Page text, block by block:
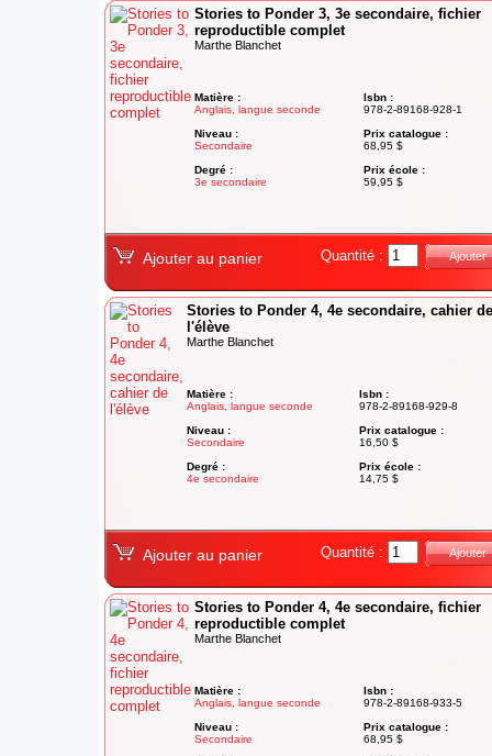
Stories to Ponder 3, 3e secondaire, fichier
reproductible complet
Marthe Blanchet
Matière :
Anglais, langue seconde
Niveau :
Secondaire
Degré :
3e secondaire
Isbn :
978-2-89168-928-1
Prix catalogue :
68,95 $
Prix école :
59,95 $
Ajouter au panier Quantité : Ajouter
Stories to Ponder 4, 4e secondaire, cahier de
l'élève
Marthe Blanchet
Matière :
Anglais, langue seconde
Niveau :
Secondaire
Degré :
4e secondaire
Isbn :
978-2-89168-929-8
Prix catalogue :
16,50 $
Prix école :
14,75 $
Ajouter au panier Quantité : Ajouter
Stories to Ponder 4, 4e secondaire, fichier
reproductible complet
Marthe Blanchet
Matière :
Anglais, langue seconde
Niveau :
Secondaire
Isbn :
978-2-89168-933-5
Prix catalogue :
68,95 $